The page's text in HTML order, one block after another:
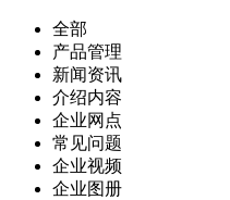
全部
产品管理
新闻资讯
介绍内容
企业网点
常见问题
企业视频
企业图册